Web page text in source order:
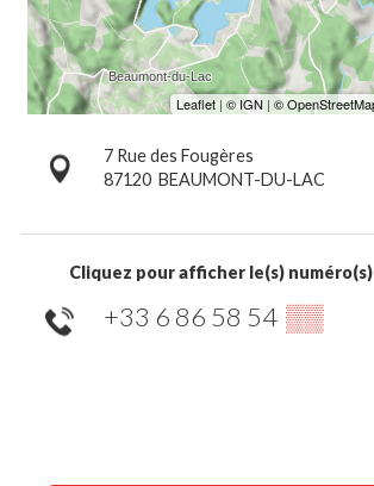
7 Rue des Fougères
87120 BEAUMONT-DU-LAC
Cliquez pour afficher le(s) numéro(s)
+33 6 86 58 54 ▒▒